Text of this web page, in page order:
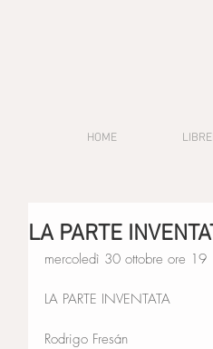
HOME
LA PARTE
mercoledì 30 ottobre ore 19
LA PARTE INVENTATA
Rodrigo Fresán